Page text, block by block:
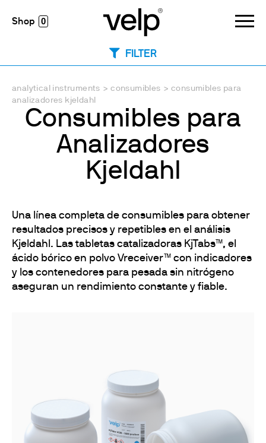
0
analytical instruments > consumibles > consumibles para
analizadores kjeldahl
Consumibles para
Analizadores
Kjeldahl
FILTER
Una línea completa de consumibles para obtener
resultados precisos y repetibles en el análisis
Kjeldahl. Las tabletas catalizadoras KjTabs™, el
ácido bórico en polvo Vreceiver™ con indicadores
y los contenedores para pesada sin nitrógeno
aseguran un rendimiento constante y fiable.